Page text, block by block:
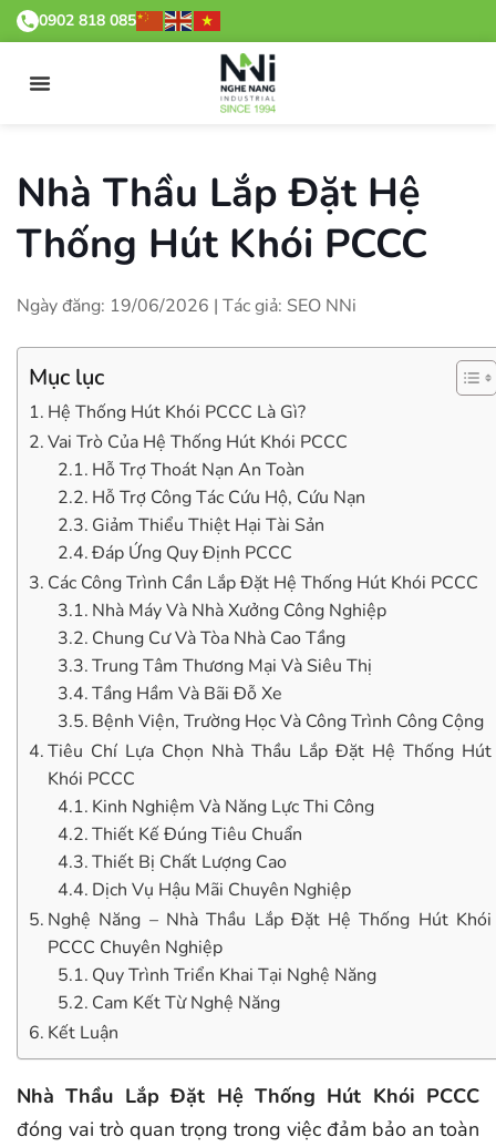
0902 818 085
Nhà Thầu Lắp Đặt Hệ
Thống Hút Khói PCCC
Ngày đăng: 19/06/2026 | Tác giả: SEO NNi
Mục lục
Hệ Thống Hút Khói PCCC Là Gì?
Vai Trò Của Hệ Thống Hút Khói PCCC
Hỗ Trợ Thoát Nạn An Toàn
Hỗ Trợ Công Tác Cứu Hộ, Cứu Nạn
Giảm Thiểu Thiệt Hại Tài Sản
Đáp Ứng Quy Định PCCC
Các Công Trình Cần Lắp Đặt Hệ Thống Hút Khói PCCC
Nhà Máy Và Nhà Xưởng Công Nghiệp
Chung Cư Và Tòa Nhà Cao Tầng
Trung Tâm Thương Mại Và Siêu Thị
Tầng Hầm Và Bãi Đỗ Xe
Bệnh Viện, Trường Học Và Công Trình Công Cộng
Tiêu Chí Lựa Chọn Nhà Thầu Lắp Đặt Hệ Thống Hút
Khói PCCC
Kinh Nghiệm Và Năng Lực Thi Công
Thiết Kế Đúng Tiêu Chuẩn
Thiết Bị Chất Lượng Cao
Dịch Vụ Hậu Mãi Chuyên Nghiệp
Nghệ Năng – Nhà Thầu Lắp Đặt Hệ Thống Hút Khói
PCCC Chuyên Nghiệp
Quy Trình Triển Khai Tại Nghệ Năng
Cam Kết Từ Nghệ Năng
Kết Luận
Nhà Thầu Lắp Đặt Hệ Thống Hút Khói PCCC
đóng vai trò quan trọng trong việc đảm bảo an toàn